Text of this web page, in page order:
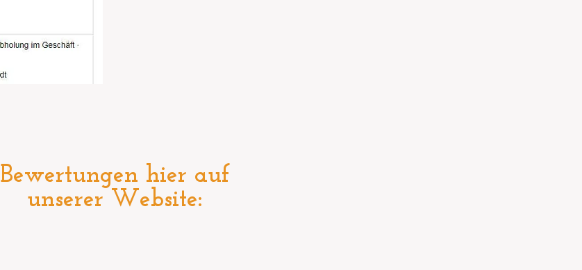
Bewertungen hier auf
unserer Website: